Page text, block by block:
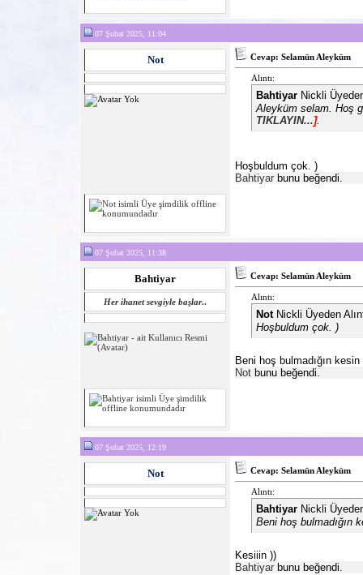
07 Şubat 2025, 11:04
Not Cevap: Selamün Aleyküm
Alıntı:
Bahtiyar Nickli
Aleyküm selam. Hoş
TIKLAYIN...].
Hoşbuldum çok. )
Bahtiyar bunu beğendi.
07 Şubat 2025, 11:38
Bahtiyar
Her ihanet sevgiyle başlar..
Cevap: Selamün Aleyküm
Alıntı:
NotNickli Üyeden
Hoşbuldum çok. )
Beni hoş bulmadığın
Not bunu beğendi.
07 Şubat 2025, 12:19
Not Cevap: Selamün Aleyküm
Alıntı:
Bahtiyar Nickli
Beni hoş bulmadığın
Kesiiin ))
Bahtiyar bunu beğendi.